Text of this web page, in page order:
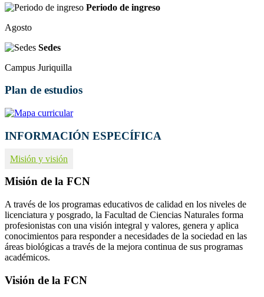
Periodo de ingreso
Agosto
Sedes
Campus Juriquilla
Plan de estudios
INFORMACIÓN ESPECÍFICA
Misión y visión
Misión de la FCN
A través de los programas educativos de calidad en los niveles de
licenciatura y posgrado, la Facultad de Ciencias Naturales forma
profesionistas con una visión integral y valores, genera y aplica
conocimientos para responder a necesidades de la sociedad en las
áreas biológicas a través de la mejora continua de sus programas
académicos.
Visión de la FCN